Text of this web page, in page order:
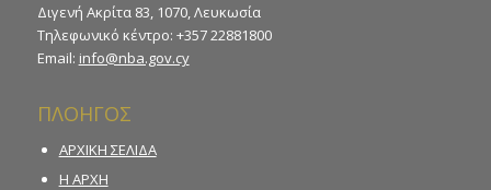
Διγενή Ακρίτα 83, 1070, Λευκωσία
Τηλεφωνικό κέντρο: +357 22881800
Email: info@nba.gov.cy
ΠΛΟΗΓΟΣ
ΑΡΧΙΚΗ ΣΕΛΙΔΑ
Η ΑΡΧΗ